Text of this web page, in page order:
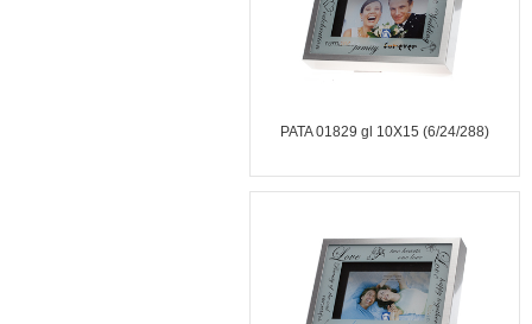
PATA 01829 gl 10X15 (6/24/288)